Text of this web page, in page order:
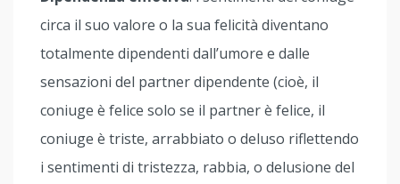
circa il suo valore o la sua felicità diventano
totalmente dipendenti dall’umore e dalle
sensazioni del partner dipendente (cioè, il
coniuge è felice solo se il partner è felice, il
coniuge è triste, arrabbiato o deluso riflettendo
i sentimenti di tristezza, rabbia, o delusione del